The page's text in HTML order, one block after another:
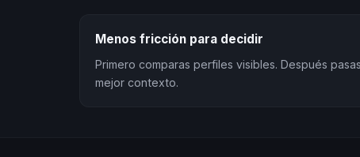
Menos fricción para decidir
Primero comparas perfiles visibles. Después
mejor contexto.